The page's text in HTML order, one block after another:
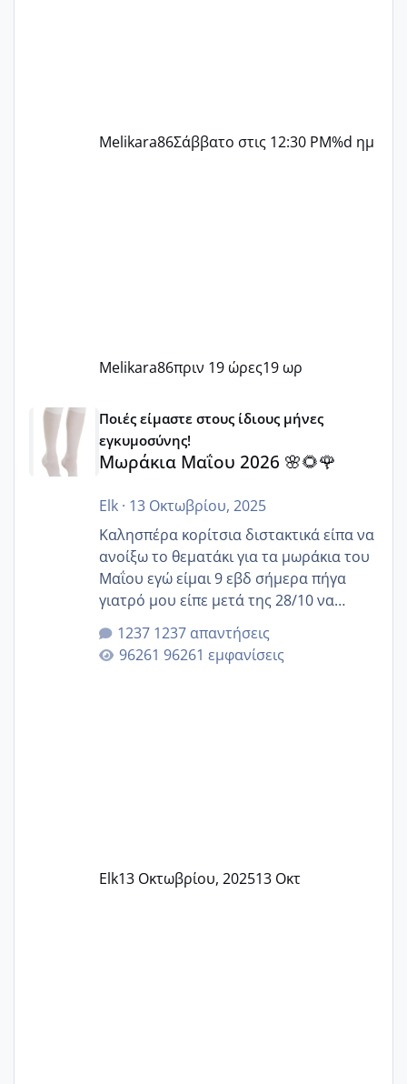
Melikara86Σάββατο στις 12:30 PM%d ημ
Melikara86πριν 19 ώρες19 ωρ
Μωράκια Μαΐου 2026 🌸🌻🌹
Ποιές είμαστε στους ίδιους μήνες
εγκυμοσύνης!
Μωράκια Μαΐου 2026 🌸🌻🌹
Elk· 13 Οκτωβρίου, 2025
Καλησπέρα κορίτσια διστακτικά είπα να
ανοίξω το θεματάκι για τα μωράκια του
Μαΐου εγώ είμαι 9 εβδ σήμερα πήγα
γιατρό μου είπε μετά της 28/10 να
κλείσω ραντεβού για την αυχενική είναι
καμιά άλλη κοπέλα να γεννάει Μάιο ;;
1237 απαντήσεις
96261 εμφανίσεις
Elk13 Οκτωβρίου, 202513 Οκτ